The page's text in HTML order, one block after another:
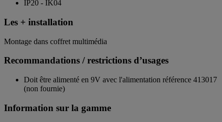
IP20 - IK04
Les + installation
Montage dans coffret multimédia
Recommandations / restrictions d’usages
Doit être alimenté en 9V avec l'alimentation référence 413017
(non fournie)
Information sur la gamme